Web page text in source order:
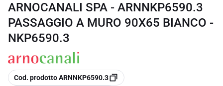
ARNOCANALI SPA - ARNNKP6590.3
PASSAGGIO A MURO 90X65 BIANCO -
NKP6590.3
copia
Cod. prodotto ARNNKP6590.3